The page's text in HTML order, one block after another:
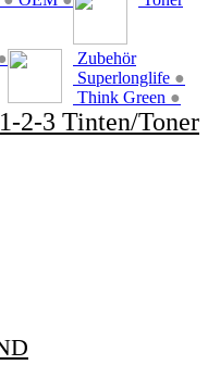
Zubehör
Superlonglife ●
Think Green ●
2-3 Tinten/Toner